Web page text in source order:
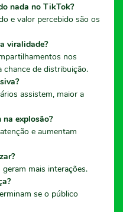
nada no TikTok?
e valor percebido são os
viralidade?
nos
chance de distribuição.
assistem, maior a
explosão?
e aumentam
mais interações.
se o público